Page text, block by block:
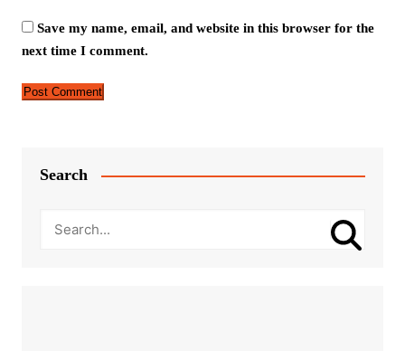
Save my name, email, and website in this browser for the
next time I comment.
Search